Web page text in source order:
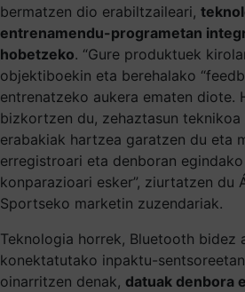
bermatzen dio erabiltzaileari,
entrenamendu-programetan
hobetzeko. “Gure produktuek
objektiboekin eta berehalako
entrenatzeko aukera ematen diote.
bizkortzen du, zehaztasun teknikoa
erabakiak hartzea garatzen du eta
erregistroari eta denboran
konparazioari esker”, ziurtatzen du
Sportseko marketin zuzendariak.
Teknologia horrek, Bluetooth bidez
konektatutako inpaktu-
oinarritzen denak, datuak denbora